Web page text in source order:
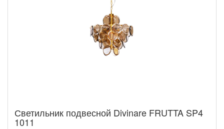
Светильник подвесной Divinare FRUTTA SP4
1011